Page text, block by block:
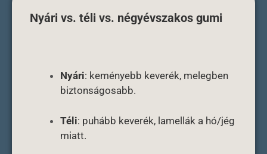
Nyári vs. téli vs. négyévszakos gumi
Nyári: keményebb keverék, melegben
biztonságosabb.
Téli: puhább keverék, lamellák a hó/jég
miatt.